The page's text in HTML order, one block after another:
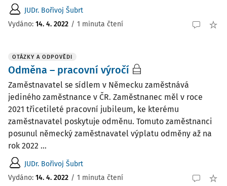
JUDr. Bořivoj Šubrt
Vydáno: 14. 4. 2022 / 1 minuta čtení
OTÁZKY A ODPOVĚDI
Odměna – pracovní výročí
Zaměstnavatel se sídlem v Německu zaměstnává
jediného zaměstnance v ČR. Zaměstnanec měl v roce
2021 třicetileté pracovní jubileum, ke kterému
zaměstnavatel poskytuje odměnu. Tomuto zaměstnanci
posunul německý zaměstnavatel výplatu odměny až na
rok 2022 ...
JUDr. Bořivoj Šubrt
Vydáno: 14. 4. 2022 / 1 minuta čtení